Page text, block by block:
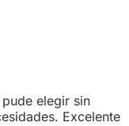
elegir sin
Excelente